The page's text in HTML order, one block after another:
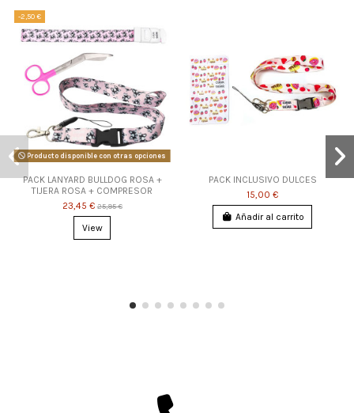
-2,50 €
Producto disponible con otras opciones
PACK LANYARD BULLDOG ROSA +
TIJERA ROSA + COMPRESOR
23,45 €25,95 €
View
PACK INCLUSIVO DULCES
15,00 €
Añadir al carrito